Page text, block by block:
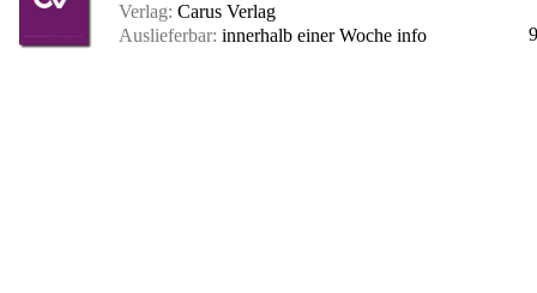
Verlag: Carus Verlag
Auslieferbar: innerhalb einer Woche info